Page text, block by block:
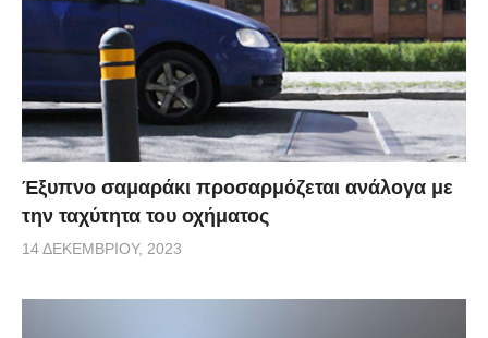
Έξυπνο σαμαράκι προσαρμόζεται ανάλογα με
την ταχύτητα του οχήματος
14 ΔΕΚΕΜΒΡΊΟΥ, 2023